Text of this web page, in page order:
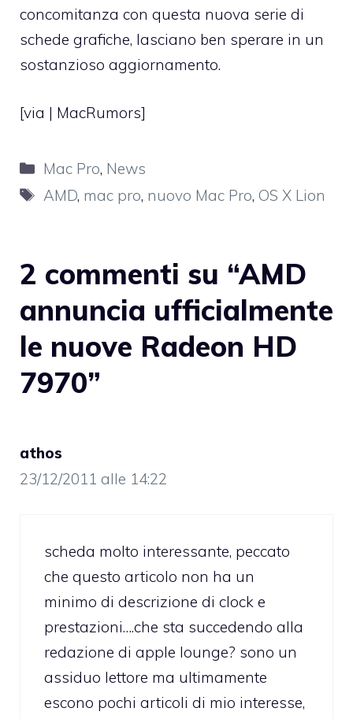
concomitanza con questa nuova serie di
schede grafiche, lasciano ben sperare in un
sostanzioso aggiornamento.
[via | MacRumors]
Categorie
Mac Pro, News
Tag
AMD, mac pro, nuovo Mac Pro, OS X Lion
2 commenti su “AMD
annuncia ufficialmente
le nuove Radeon HD
7970”
athos
23/12/2011 alle 14:22
scheda molto interessante, peccato
che questo articolo non ha un
minimo di descrizione di clock e
prestazioni….che sta succedendo alla
redazione di apple lounge? sono un
assiduo lettore ma ultimamente
escono pochi articoli di mio interesse,